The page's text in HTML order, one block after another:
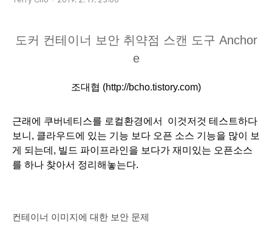
도커 컨테이너 보안 취약점 스캔 도구 Anchor
e
조대협 (http://bcho.tistory.com)
근래에 쿠버네티스를 로컬환경에서  이것저것 테스트하다
보니, 클라우드에 있는 기능 보다 오픈 소스 기능을 많이 보
게 되는데, 빌드 파이프라인을 보다가 재미있는 오픈소스
를 하나 찾아서 정리해놓는다.
컨테이너 이미지에 대한 보안 문제